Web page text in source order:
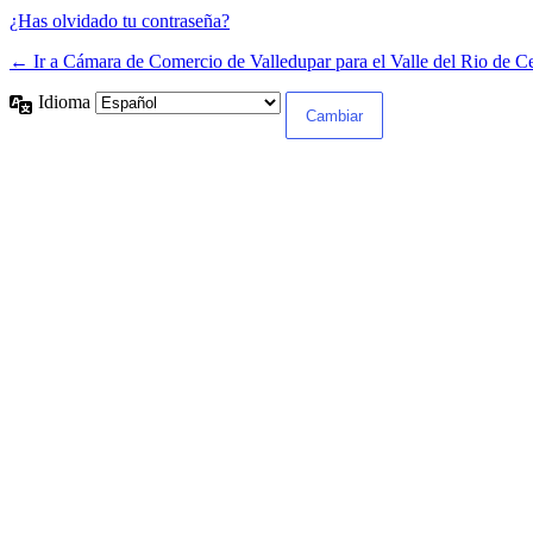
¿Has olvidado tu contraseña?
← Ir a Cámara de Comercio de Valledupar para el Valle del Rio de
Idioma